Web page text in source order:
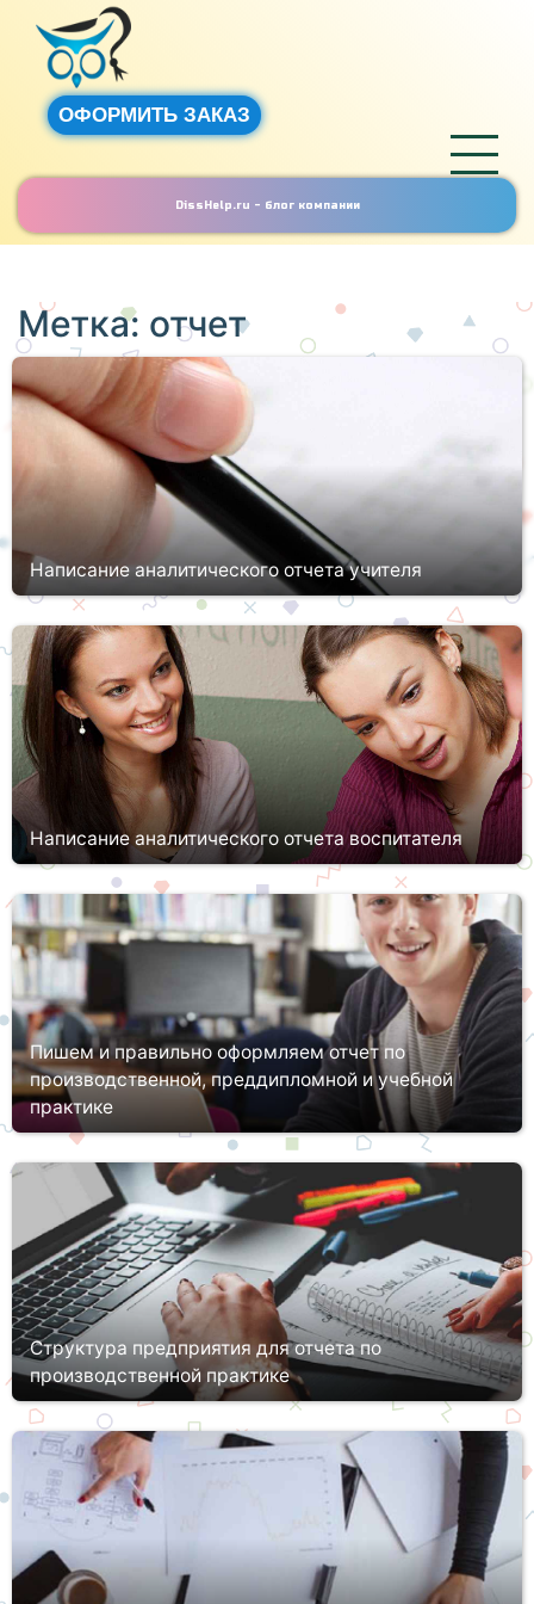
ОФОРМИТЬ ЗАКАЗ
DissHelp.ru - блог компании
Метка: отчет
Написание аналитического отчета учителя
Каждый учитель должен подтверждать свою квалификацию.
Для этого ему придется не просто проходить специальные
курсы, но и заниматься самоанализом, учитывать проблемы и
ошибки, имеющ...
Написание аналитического отчета воспитателя
Воспитатель – одна из уникальнейших профессий,
способствующих воспитанию и развитию детей. Именно этот
человек проводит большую часть времени с малышами, пока
родители заняты на ра...
Пишем и правильно оформляем отчет по
производственной, преддипломной и учебной
практике
В составе каждой образовательной программы ВУЗа (и иного
учебного заведения профобразования) есть такой раздел, как
«практика». В ходе этого мероприятия студенты укрепляют
имеющиес...
Структура предприятия для отчета по
производственной практике
Отчет о производственной практике – документ, который
свидетельствует о степени компетентности студента,
осваивающего нюансы будущей профессии не только в теории,
но и на практике....